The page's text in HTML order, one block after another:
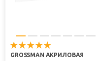
GROSSMAN АКРИЛОВАЯ